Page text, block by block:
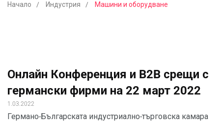
Начало Индустрия Машини и оборудване
Онлайн Конференция и B2B срещи с
германски фирми на 22 март 2022
1.03.2022
Германо-Българската индустриално-търговска камара